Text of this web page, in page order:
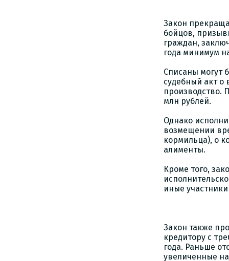
Закон
бойцов,
граждан,
года минимум
Списаны могут
судебный акт о
производство.
млн рублей.
Однако
возмещении
кормильца), о
алименты.
Кроме того,
иные
Закон также
кредитору с
года. Раньше
увеличенные